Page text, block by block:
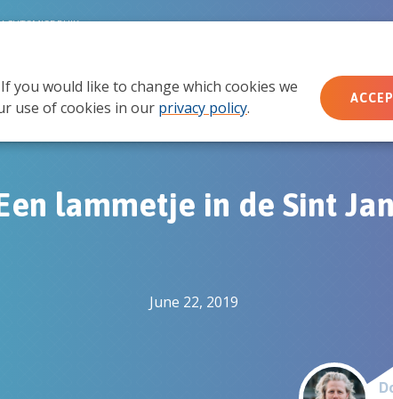
you would like to change which cookies we
use of cookies in our privacy policy.
Wie wij zijn Wat we doen Doe mee
lammetje in de Sint Jan
June 22, 2019